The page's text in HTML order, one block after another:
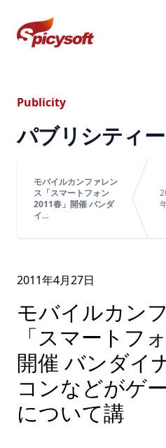
スパイシーソフト株式会社
Publicity
パブリシティー
モバイルカンファレン
ス「スマートフォン
2011春」開催 バンダ
イ...
2011年4月27日
モバイルカン
「スマートフ
開催 バンダイ
コンなどがゲ
について講